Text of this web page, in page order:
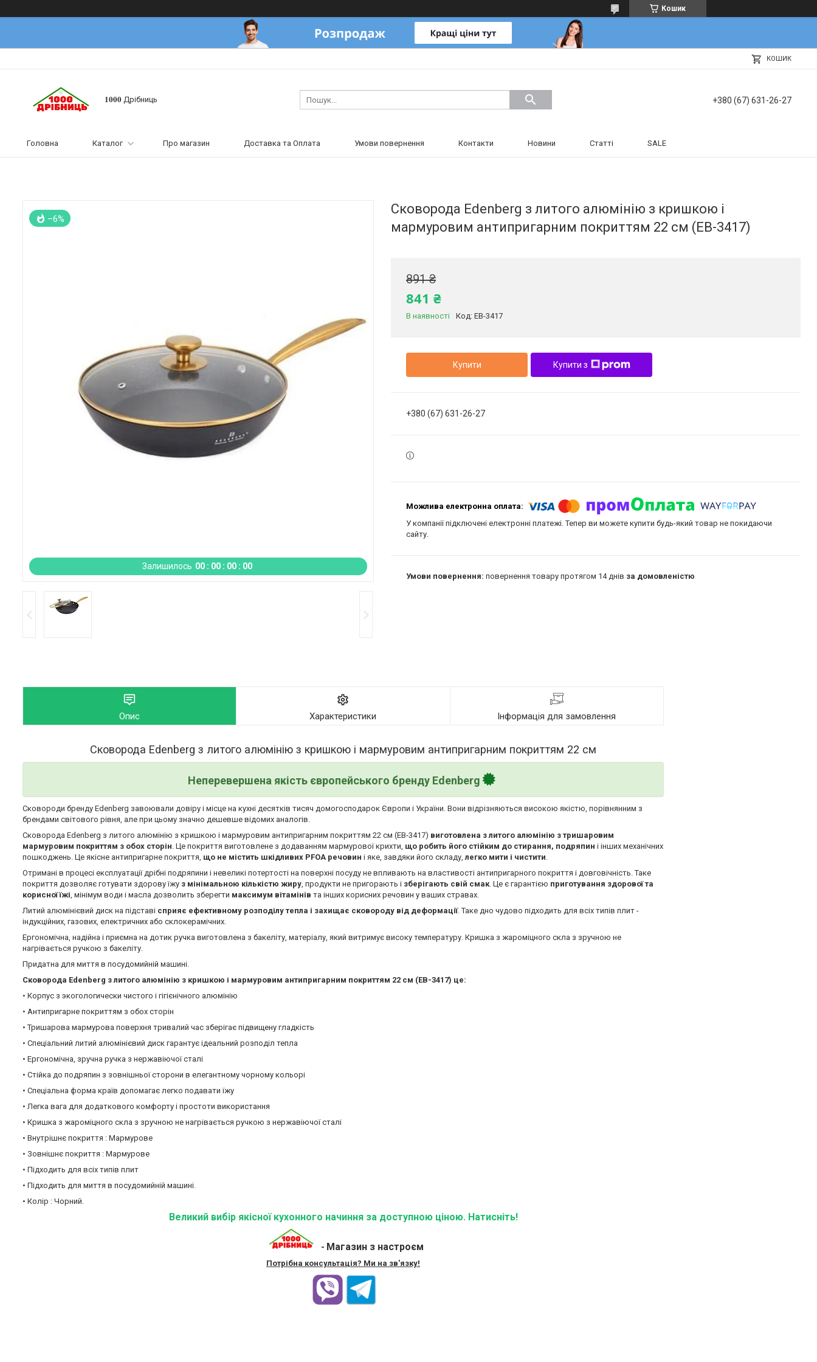
Кошик
КОШИК
𝟏𝟎𝟎𝟎 Дрібниць +380 (67) 631-26-27
Головна Каталог Про магазин Доставка та Оплата Умови повернення Контакти Новини Статті SALE
Залишилось 00 00 00 00
–6%
Сковорода Edenberg з литого алюмінію з кришкою і
мармуровим антипригарним покриттям 22 см (EB-3417)
891 ₴
841 ₴
В наявності Код: EB-3417
Купити Купити з
+380 (67) 631-26-27
У компанії підключені електронні платежі. Тепер ви можете купити будь-який товар не покидаючи
сайту.
повернення товару протягом 14 днів за домовленістю
Опис Характеристики Інформація для замовлення
Сковорода Edenberg з литого алюмінію з кришкою і мармуровим антипригарним покриттям 22 см
Неперевершена якість європейського бренду Edenberg
Сковороди бренду Edenberg завоювали довіру і місце на кухні десятків тисяч домогосподарок Європи і України. Вони відрізняються високою якістю, порівнянним з
брендами світового рівня, але при цьому значно дешевше відомих аналогів.
Сковорода Edenberg з литого алюмінію з кришкою і мармуровим антипригарним покриттям 22 см (EB-3417) виготовлена з литого алюмінію з тришаровим
мармуровим покриттям з обох сторін. Це покриття виготовлене з додаванням мармурової крихти, що робить його стійким до стирання, подряпин і інших механічних
пошкоджень. Це якісне антипригарне покриття, що не містить шкідливих PFOA речовин і яке, завдяки його складу, легко мити і чистити.
Отримані в процесі експлуатації дрібні подряпини і невеликі потертості на поверхні посуду не впливають на властивості антипригарного покриття і довговічність. Таке
покриття дозволяє готувати здорову їжу з мінімальною кількістю жиру, продукти не пригорають і зберігають свій смак. Це є гарантією приготування здорової та
корисної їжі, мінімум води і масла дозволить зберегти максимум вітамінів та інших корисних речовин у ваших стравах.
Литий алюмінієвий диск на підставі сприяє ефективному розподілу тепла і захищає сковороду від деформації. Таке дно чудово підходить для всіх типів плит -
індукційних, газових, електричних або склокерамічних.
Ергономічна, надійна і приємна на дотик ручка виготовлена з бакеліту, матеріалу, який витримує високу температуру. Кришка з жароміцного скла з зручною не
нагрівається ручкою з бакеліту.
Придатна для миття в посудомийній машині.
Сковорода Edenberg з литого алюмінію з кришкою і мармуровим антипригарним покриттям 22 см (EB-3417) це:
• Корпус з экогологически чистого і гігієнічного алюмінію
• Антипригарне покриттям з обох сторін
• Тришарова мармурова поверхня тривалий час зберігає підвищену гладкість
• Спеціальний литий алюмінієвий диск гарантує ідеальний розподіл тепла
• Ергономічна, зручна ручка з нержавіючої сталі
• Стійка до подряпин з зовнішньої сторони в елегантному чорному кольорі
• Спеціальна форма країв допомагає легко подавати їжу
• Легка вага для додаткового комфорту і простоти використання
• Кришка з жароміцного скла з зручною не нагрівається ручкою з нержавіючої сталі
• Внутрішнє покриття : Мармурове
• Зовнішнє покриття : Мармурове
• Підходить для всіх типів плит
• Підходить для миття в посудомийній машині.
• Колір : Чорний.
Великий вибір якісної кухонного начиння за доступною ціною. Натисніть!
- Магазин з настроєм
Потрібна консультація? Ми на зв'язку!